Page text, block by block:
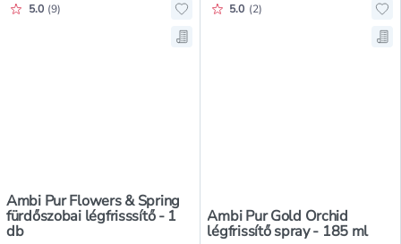
Ambi Pur Flowers & Spring
fürdőszobai légfrisssítő - 1
db
Értékelés pontszáma:
5.0 (9)
Hozzáadás a kedvencekhez,
Mentés a bevásárló listára, Ambi
Ambi Pur Gold Orchid
légfrissítő spray - 185 ml
Értékelés pontszáma:
5.0 (2)